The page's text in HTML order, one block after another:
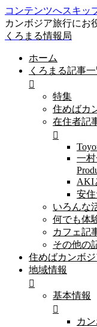
コンテンツへスキッ
カンボジア旅行にお
くろまる情報局
ホーム
くろまる記事
特集
住めばカ
在住者記
一村
AKI
安
いろんな
何でも体
カフェ記
その他の
住めばカンボジ
地域情報
基本情報
カ